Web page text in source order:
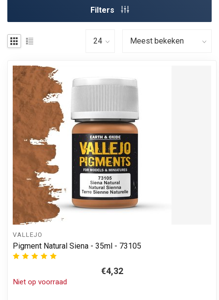
Filters
VALLEJO
Pigment Natural Siena - 35ml - 73105
€4,32
Niet op voorraad